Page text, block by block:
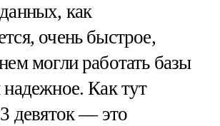
как
очень быстрое,
могли работать базы
Как тут
девяток — это